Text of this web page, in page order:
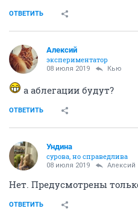
ОТВЕТИТЬ
Алексий
экспериментатор
08 июля 2019 Кью
а аблегации будут?
ОТВЕТИТЬ
Ундинa
сурова, но справедлива
08 июля 2019 Алексий
Нет. Предусмотрены
ОТВЕТИТЬ